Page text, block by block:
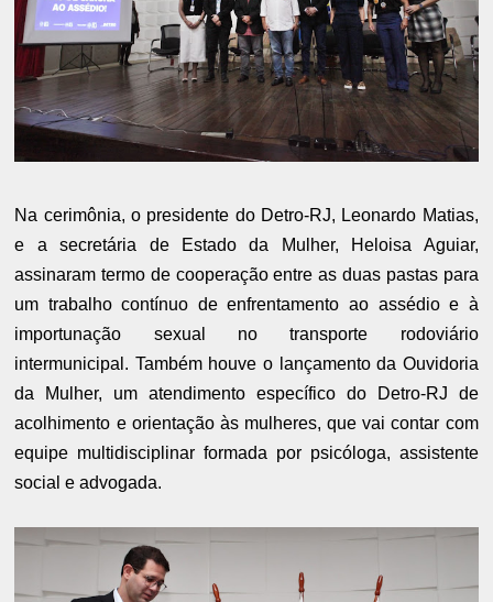
Na cerimônia, o presidente do Detro-RJ, Leonardo Matias,
e a secretária de Estado da Mulher, Heloisa Aguiar,
assinaram termo de cooperação entre as duas pastas para
um trabalho contínuo de enfrentamento ao assédio e à
importunação sexual no transporte rodoviário
intermunicipal. Também houve o lançamento da Ouvidoria
da Mulher, um atendimento específico do Detro-RJ de
acolhimento e orientação às mulheres, que vai contar com
equipe multidisciplinar formada por psicóloga, assistente
social e advogada.